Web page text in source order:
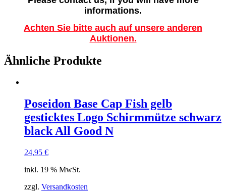
informations.
Achten Sie bitte auch auf unsere anderen
Auktionen.
Ähnliche Produkte
Poseidon Base Cap Fish gelb
gesticktes Logo Schirmmütze schwarz
black All Good N
24,95 €
inkl. 19 % MwSt.
zzgl. Versandkosten